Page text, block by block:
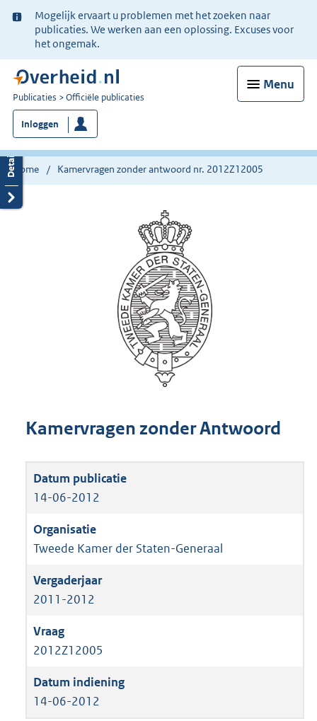
Ter
informatie:
Mogelijk ervaart u problemen met het zoeken naar
publicaties. We werken aan een oplossing. Excuses voor
het ongemak.
Menu
U
bent
nu
hier:
Publicaties Officiële publicaties
Inloggen
Home Kamervragen zonder antwoord nr. 2012Z12005
Kamervragen zonder Antwoord
14-06-2012
Tweede Kamer der Staten-Generaal
2011-2012
2012Z12005
14-06-2012